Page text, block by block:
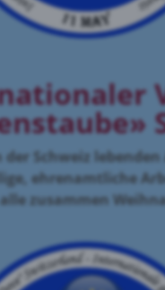
Schweiz
ehrenamtliche
zusammen